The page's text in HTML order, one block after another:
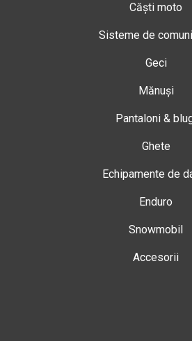
Căști moto
Sisteme de
Geci
Mănuși
Pantaloni &
Ghete
Echipamente de
Enduro
Snowmobil
Accesorii